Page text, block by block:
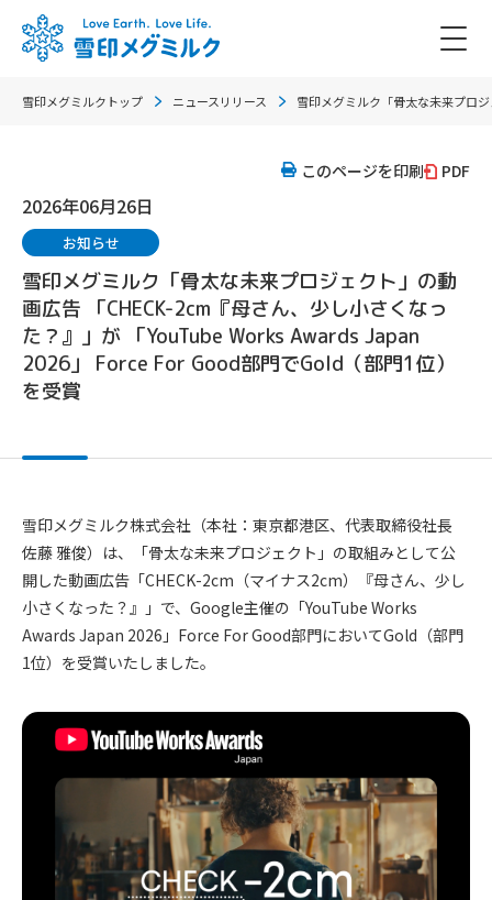
雪印メグミルクトップ ニュースリリース 雪印メグミルク「骨太な未来プロ
このページを印刷 PDF
2026年06月26日
お知らせ
雪印メグミルク「骨太な未来プロジェクト」の動
画広告 「CHECK-2cm『母さん、少し小さくなっ
た？』」が 「YouTube Works Awards Japan
2026」 Force For Good部門でGold（部門1位）
を受賞
雪印メグミルク株式会社（本社：東京都港区、代表取締役社長
佐藤 雅俊）は、「骨太な未来プロジェクト」の取組みとして公
開した動画広告「CHECK-2cm（マイナス2cm）『母さん、少し
小さくなった？』」で、Google主催の「YouTube Works
Awards Japan 2026」Force For Good部門においてGold（部門
1位）を受賞いたしました。